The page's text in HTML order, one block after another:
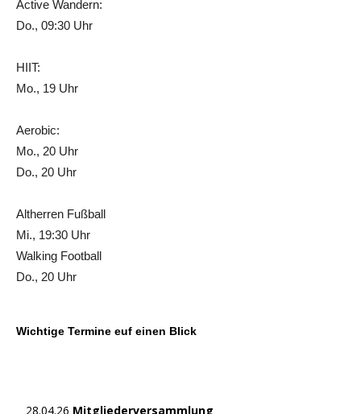
Active Wandern:
Do., 09:30 Uhr
HIIT:
Mo., 19 Uhr
Aerobic:
Mo., 20 Uhr
Do., 20 Uhr
Altherren Fußball
Mi., 19:30 Uhr
Walking Football
Do., 20 Uhr
Wichtige Termine euf einen Blick
28.04.26 Mitgliederversammlung